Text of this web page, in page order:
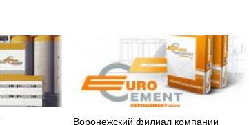
Воронежский филиал компании